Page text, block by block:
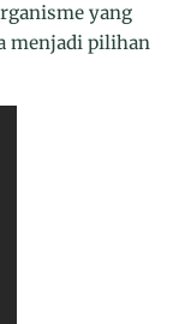
yang
menjadi pilihan